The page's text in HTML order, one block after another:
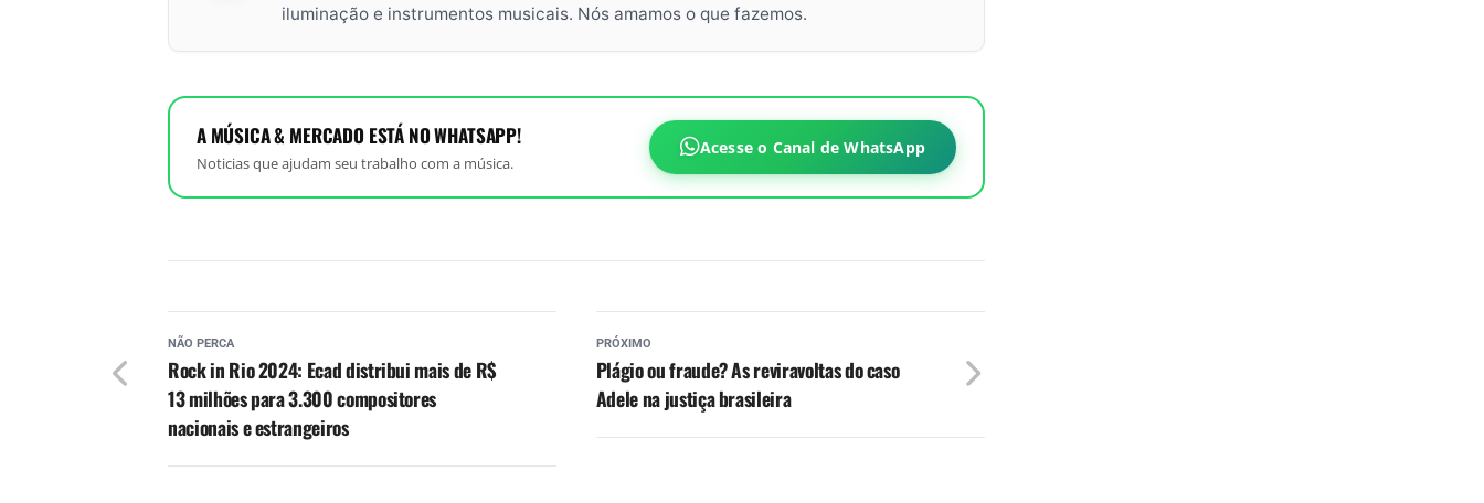
iluminação e instrumentos musicais. Nós amamos o que fazemos.
A MÚSICA & MERCADO ESTÁ NO WHATSAPP!
Noticias que ajudam seu trabalho com a música.
Acesse o Canal de WhatsApp
PRÓXIMO
Plágio ou fraude? As reviravoltas do caso
Adele na justiça brasileira
NÃO PERCA
Rock in Rio 2024: Ecad distribui mais de R$
13 milhões para 3.300 compositores
nacionais e estrangeiros